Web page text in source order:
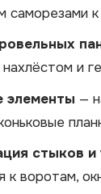
саморезами к
нахлёстом и
элементы —
стыков и
к воротам,